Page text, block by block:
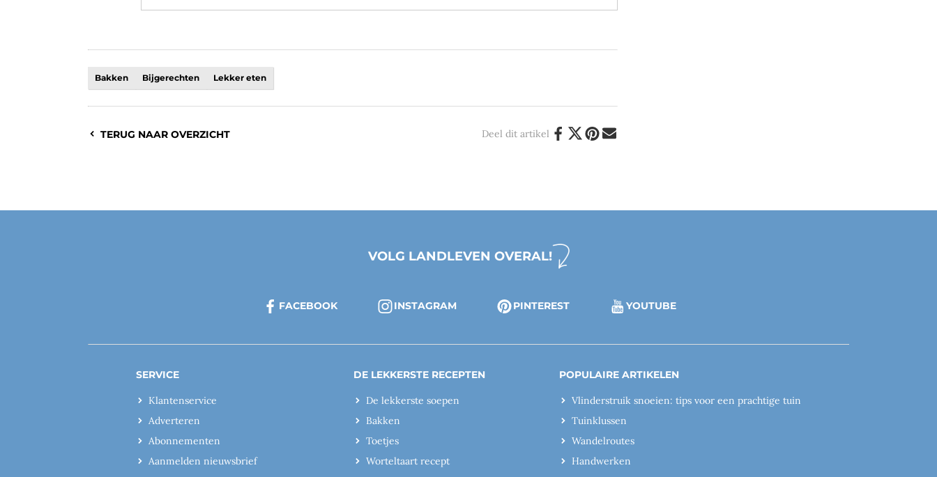
Bakken Bijgerechten Lekker eten
TERUG NAAR OVERZICHT Deel dit artikel
VOLG LANDLEVEN OVERAL!
FACEBOOK INSTAGRAM PINTEREST YOUTUBE
SERVICE
Klantenservice
Adverteren
Abonnementen
Aanmelden nieuwsbrief
DE LEKKERSTE RECEPTEN
De lekkerste soepen
Bakken
Toetjes
Worteltaart recept
POPULAIRE ARTIKELEN
Vlinderstruik snoeien: tips voor een prachtige tuin
Tuinklussen
Wandelroutes
Handwerken